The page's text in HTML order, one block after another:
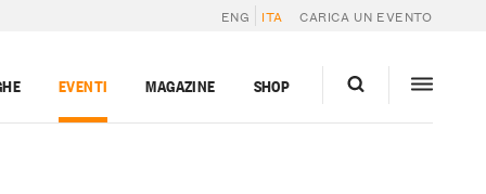
ENG ITA CARICA UN EVENTO
EVENTI MAGAZINE SHOP